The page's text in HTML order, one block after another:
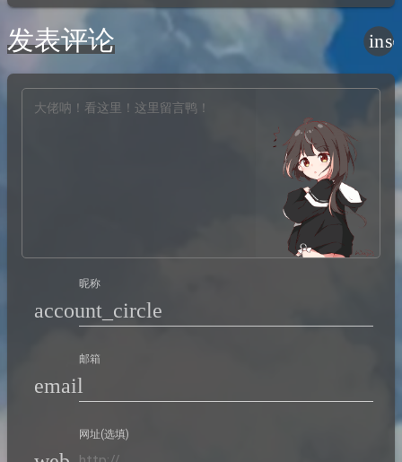
发表评论
account_circle
昵称
email
邮箱
网址(选填)